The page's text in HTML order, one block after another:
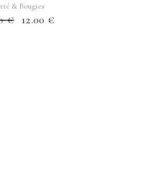
& Bougies
€ 12.00 €